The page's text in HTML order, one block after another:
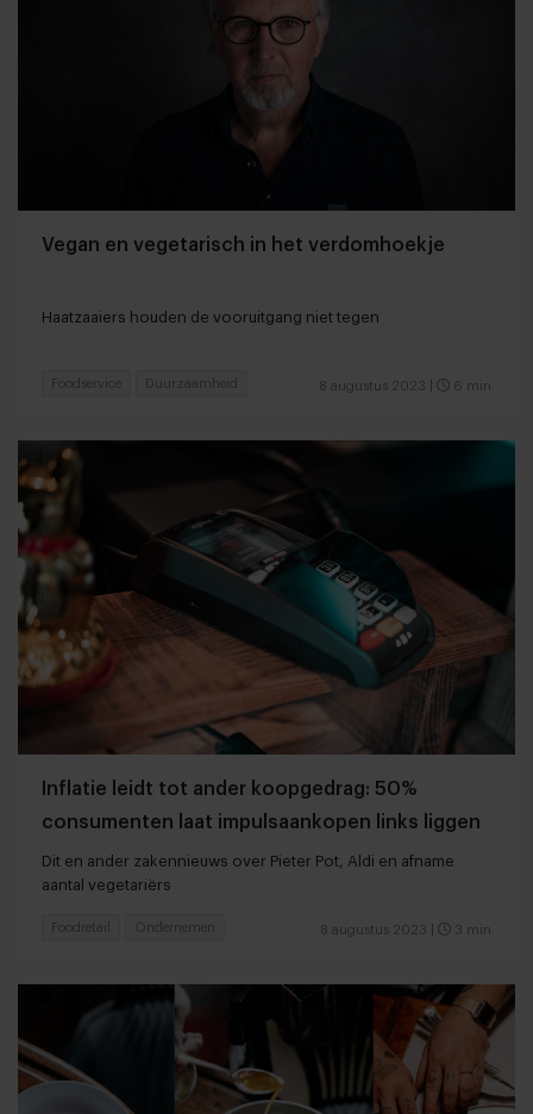
Vegan en vegetarisch in het verdomhoekje
Haatzaaiers houden de vooruitgang niet tegen
8 augustus 2023 6 min
Foodservice Duurzaamheid
Inflatie leidt tot ander koopgedrag: 50%
consumenten laat impulsaankopen links liggen
Dit en ander zakennieuws over Pieter Pot, Aldi en afname
aantal vegetariërs
8 augustus 2023 3 min
Foodretail Ondernemen